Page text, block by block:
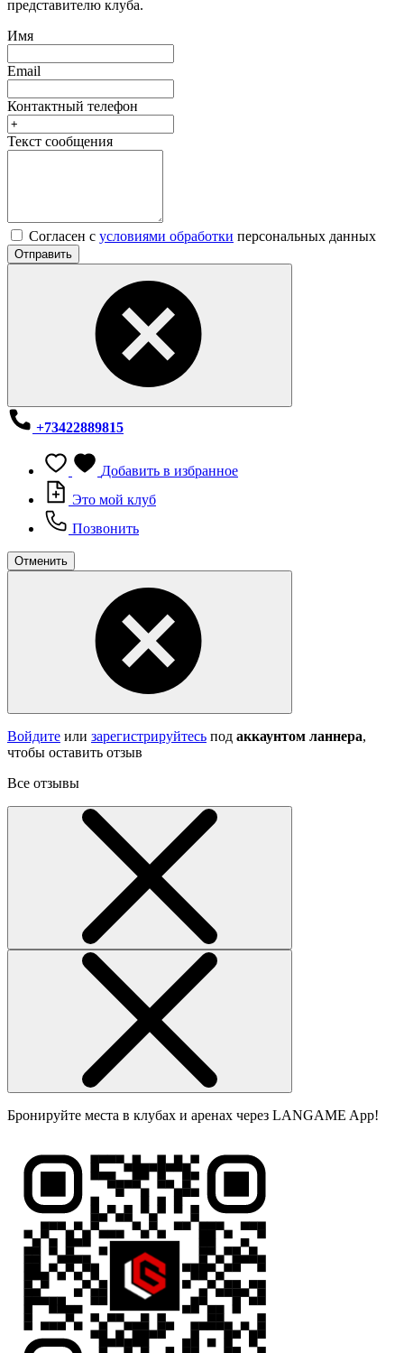
представителю клуба.
Имя
Email
Контактный телефон
Текст сообщения
Согласен с условиями обработки персональных данных
Отправить
+73422889815
Добавить в избранное
Это мой клуб
Позвонить
Отменить
Войдите или зарегистрируйтесь под аккаунтом ланнера,
чтобы оставить отзыв
Все отзывы
Бронируйте места в клубах и аренах через LANGAME App!